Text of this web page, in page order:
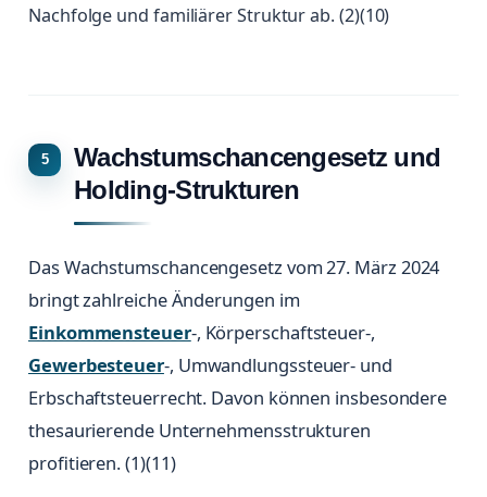
Nachfolge und familiärer Struktur ab. (2)(10)
Wachstumschancengesetz und
Holding-Strukturen
Das Wachstumschancengesetz vom 27. März 2024
bringt zahlreiche Änderungen im
Einkommensteuer-, Körperschaftsteuer-,
Gewerbesteuer-, Umwandlungssteuer- und
Erbschaftsteuerrecht. Davon können insbesondere
thesaurierende Unternehmensstrukturen
profitieren. (1)(11)